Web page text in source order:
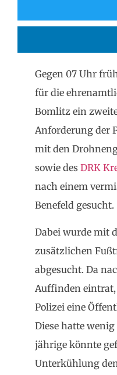
Gegen 07 Uhr
für die
Bomlitz ein
Anforderung der
mit den
sowie des DRK
nach einem
Benefeld gesucht.
Dabei wurde mit
zusätzlichen
abgesucht. Da
Auffinden eintrat,
Polizei eine
Diese hatte
jährige könnte
Unterkühlung